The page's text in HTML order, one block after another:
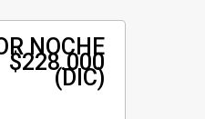
NOCHE
$228.000
(DIC)